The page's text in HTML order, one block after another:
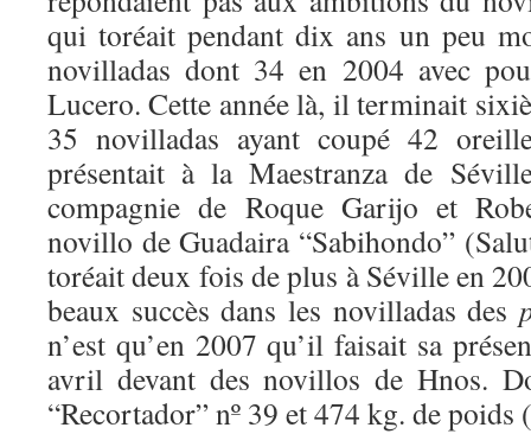
qui toréait pendant dix ans un peu
novilladas dont 34 en 2004 avec
Lucero. Cette année là, il terminait
35 novilladas ayant coupé 42
présentait à la Maestranza de
compagnie de Roque Garijo et
novillo de Guadaira “Sabihondo”
toréait deux fois de plus à Séville en
beaux succès dans les novilladas des
n’est qu’en 2007 qu’il faisait sa
avril devant des novillos de Hnos.
“Recortador” nº 39 et 474 kg. de